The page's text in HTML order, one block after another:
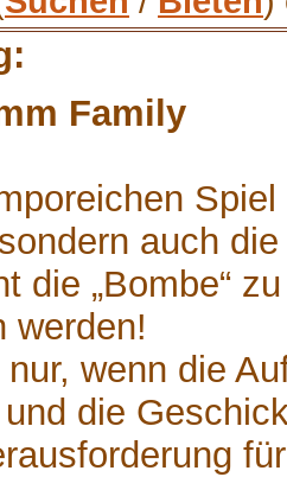
Family
auch
die „Bombe“
werden!
wenn die
die